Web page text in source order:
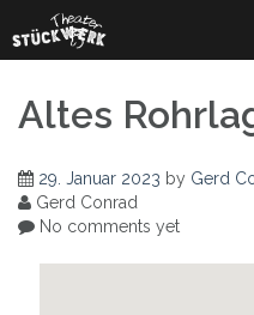
to
content
Altes
29. Januar 2023 by Gerd
Gerd Conrad
No comments yet